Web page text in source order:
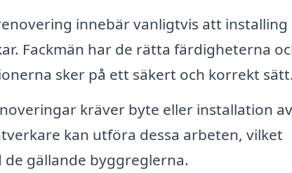
innebär vanligtvis att installing
Fackmän har de rätta färdigheterna
sker på ett säkert och korrekt sätt.
kräver byte eller installation av
kan utföra dessa arbeten, vilket
gällande byggreglerna.